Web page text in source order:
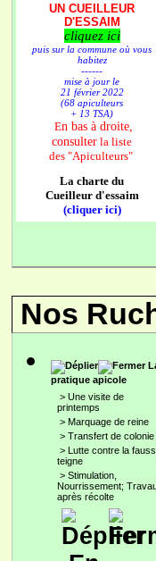
UN CUEILLEUR
D'ESSAIM
cliquez ici
puis sur la commune où vous
habitez
------
mise à jour le
21 février 2022
(68 apiculteurs
+ 13 TSA)
En bas à droite,
consulter la liste
des "Apiculteurs"
La charte du
Cueilleur d'essaim
(cliquer ici)
Nos
pratique apicole
> Une visite de
printemps
> Marquage de reine
> Transfert de colonie
> Lutte contre la
teigne
> Stimulation,
Nourrissement;
après récolte